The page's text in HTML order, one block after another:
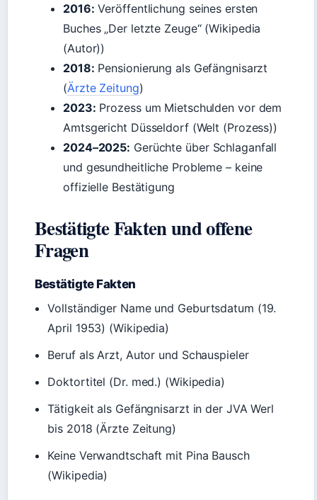
2016: Veröffentlichung seines ersten
Buches „Der letzte Zeuge“ (Wikipedia
(Autor))
2018: Pensionierung als Gefängnisarzt
(Ärzte Zeitung)
2023: Prozess um Mietschulden vor dem
Amtsgericht Düsseldorf (Welt (Prozess))
2024–2025: Gerüchte über Schlaganfall
und gesundheitliche Probleme – keine
offizielle Bestätigung
Bestätigte Fakten und offene
Fragen
Bestätigte Fakten
Vollständiger Name und Geburtsdatum (19.
April 1953) (Wikipedia)
Beruf als Arzt, Autor und Schauspieler
Doktortitel (Dr. med.) (Wikipedia)
Tätigkeit als Gefängnisarzt in der JVA Werl
bis 2018 (Ärzte Zeitung)
Keine Verwandtschaft mit Pina Bausch
(Wikipedia)